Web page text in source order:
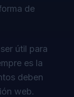
de
útil para
es la
deben
web.